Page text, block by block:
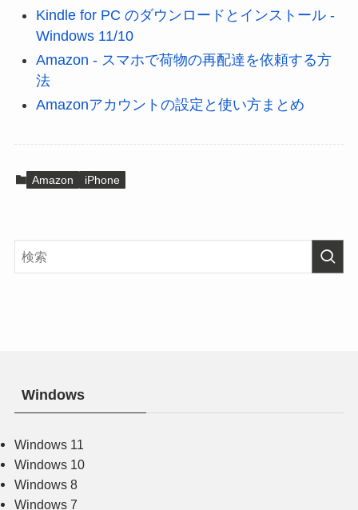
Kindle for PC のダウンロードとインストール -
Windows 11/10
Amazon - スマホで荷物の再配達を依頼する方
法
Amazonアカウントの設定と使い方まとめ
Amazon iPhone
Windows
Windows 11
Windows 10
Windows 8
Windows 7